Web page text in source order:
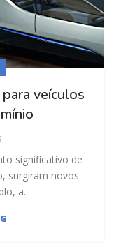
veículos
significativo de
surgiram novos
a...